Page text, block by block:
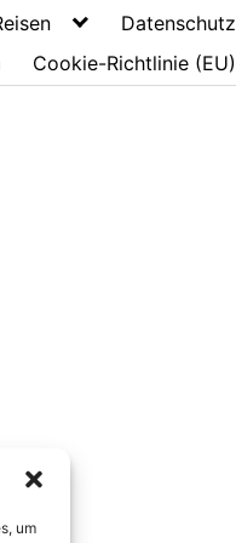
Datenschutz
Cookie-Richtlinie (EU)
um